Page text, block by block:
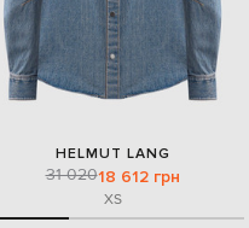
HELMUT LANG
31 02018 612 грн
XS